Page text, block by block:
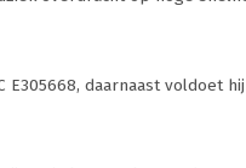
E305668, daarnaast